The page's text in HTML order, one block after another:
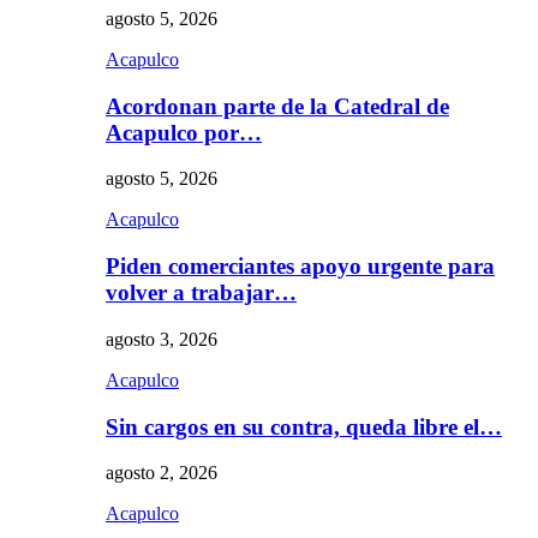
agosto 5, 2026
Acapulco
Acordonan parte de la Catedral de
Acapulco por…
agosto 5, 2026
Acapulco
Piden comerciantes apoyo urgente para
volver a trabajar…
agosto 3, 2026
Acapulco
Sin cargos en su contra, queda libre el…
agosto 2, 2026
Acapulco